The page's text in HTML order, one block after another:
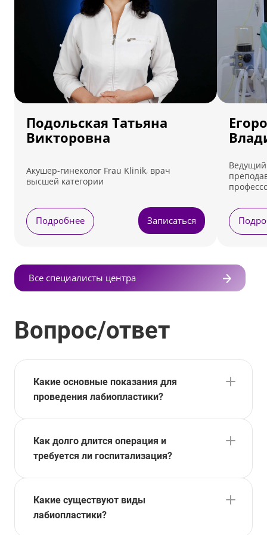
Подольская Татьяна
Викторовна
Акушер-гинеколог Frau Klinik, врач
высшей категории
Подробнее Записаться
Ведущий
Все специалисты центра
Вопрос/ответ
Какие основные показания для
проведения лабиопластики?
Как долго длится операция и
требуется ли госпитализация?
Какие существуют виды
лабиопластики?